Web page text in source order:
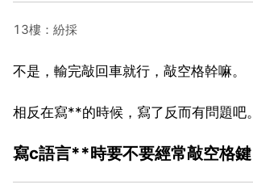
13樓：紛採
不是，輸完敲回車就行，敲空格幹嘛。
相反在寫**的時候，寫了反而有問題吧。
寫c語言**時要不要經常敲空格鍵